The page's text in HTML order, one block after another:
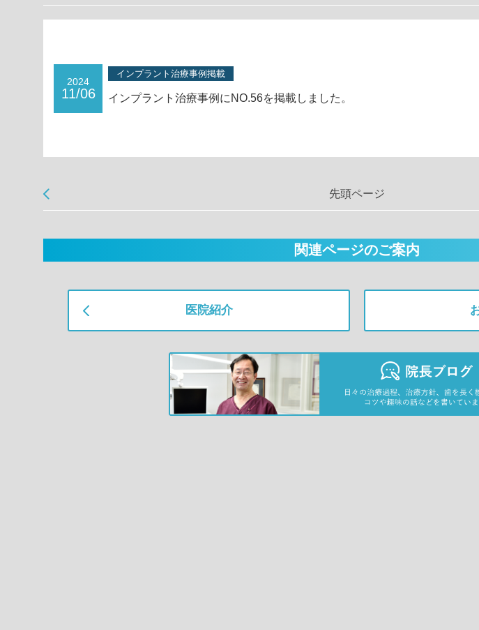
2024
11/06
インプラント治療事例掲載
インプラント治療事例にNO.56を掲載しました。
先頭ページ
関連ページのご案内
医院紹介